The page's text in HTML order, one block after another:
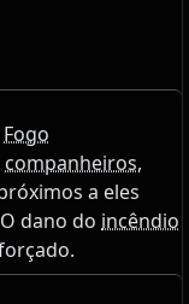
Fogo
companheiros,
a eles
dano do incêndio